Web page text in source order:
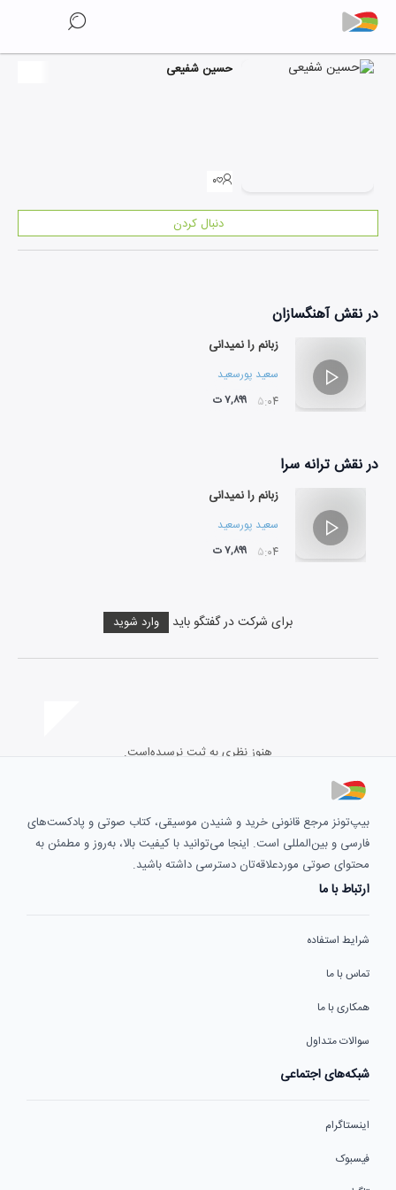
حسین شفیعی
۰
دنبال کردن
در نقشآهنگسازان
زبانم را نمیدانی
سعید پورسعید
۰۵:۰۴ ۷,۸۹۹ ت
در نقشترانه سرا
زبانم را نمیدانی
سعید پورسعید
۰۵:۰۴ ۷,۸۹۹ ت
برای شرکت در گفتگو باید وارد شوید
هنوز نظری به ثبت نرسیده‌است.
بیپ‌تونز مرجع قانونی خرید و شنیدن موسیقی، کتاب صوتی و پادکست‌های
فارسی و بین‌المللی است. اینجا می‌توانید با کیفیت بالا، به‌روز و مطمئن به
محتوای صوتی موردعلاقه‌تان دسترسی داشته باشید.
ارتباط با ما
شرایط استفاده
تماس با ما
همکاری با ما
سوالات متداول
شبکه‌های اجتماعی
اینستاگرام
فیسبوک